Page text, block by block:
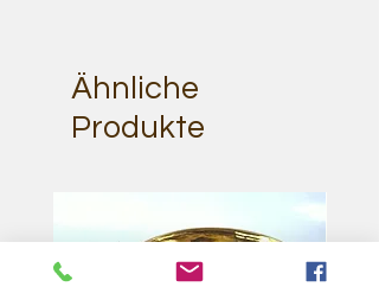
Ähnliche
Produkte